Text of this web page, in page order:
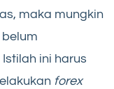
maka mungkin
ini harus
forex